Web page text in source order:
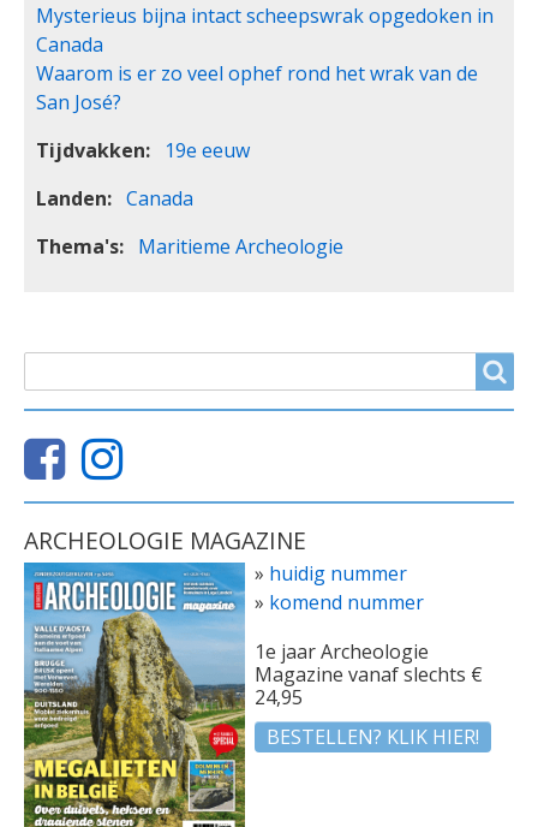
Mysterieus bijna intact scheepswrak opgedoken in
Canada
Waarom is er zo veel ophef rond het wrak van de
San José?
Tijdvakken
19e eeuw
Landen
Canada
Thema's
Maritieme Archeologie
ZOEKVELD
ARCHEOLOGIE MAGAZINE
» huidig nummer
» komend nummer
1e jaar Archeologie
Magazine vanaf slechts €
24,95
BESTELLEN? KLIK HIER!